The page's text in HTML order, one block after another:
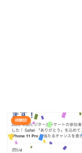
体験談